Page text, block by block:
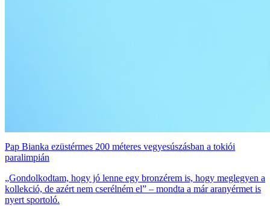
Pap Bianka ezüstérmes 200 méteres vegyesúszásban a tokiói
paralimpián
„Gondolkodtam, hogy jó lenne egy bronzérem is, hogy meglegyen a
kollekció, de azért nem cserélném el” – mondta a már aranyérmet is
nyert sportoló.